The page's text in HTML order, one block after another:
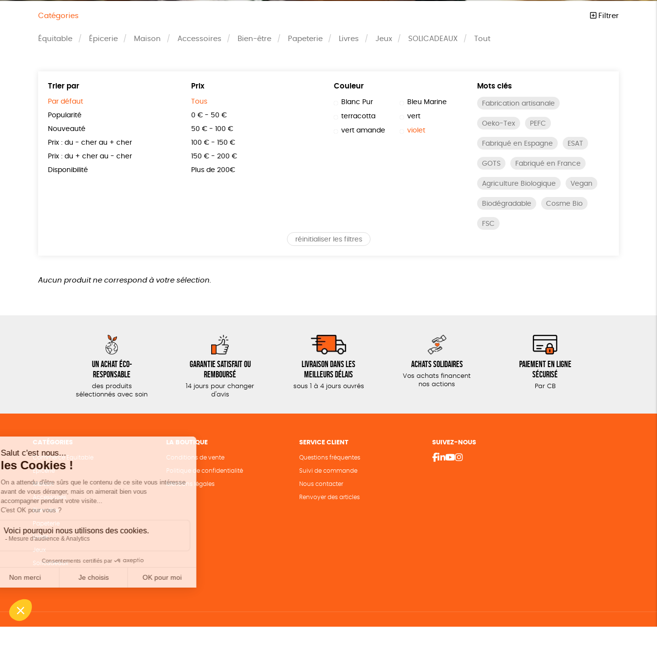
Catégories Filtrer
Équitable Épicerie Maison Accessoires Bien-être Papeterie Livres Jeux SOLICADEAUX Tout
Trier par
Par défaut
Popularité
Nouveauté
Prix : du - cher au + cher
Prix : du + cher au - cher
Disponibilité
Prix
Tous
0 € - 50 €
50 € - 100 €
100 € - 150 €
150 € - 200 €
Plus de 200€
Couleur
Blanc Pur Bleu Marine
terracotta vert
vert amande violet
Mots clés
Fabrication artisanale
Oeko-Tex PEFC
Fabriqué en Espagne ESAT
GOTS Fabriqué en France
Agriculture Biologique Vegan
Biodégradable Cosme Bio
FSC
réinitialiser les filtres
Aucun produit ne correspond à votre sélection.
Un achat éco-
responsable
des produits
sélectionnés avec soin
Garantie satisfait ou
remboursé
14 jours pour changer
d'avis
Livraison dans les
meilleurs délais
sous 1 à 4 jours ouvrés
Achats solidaires
Vos achats financent
nos actions
Paiement en ligne
sécurisé
Par CB
CATÉGORIES
Commerce Equitable
Epicerie
Maison
Accessoires
Bien-être
Papeterie
Livres
Jeux
Solicadeaux
LA BOUTIQUE
Conditions de vente
Politique de confidentialité
Mentions légales
SERVICE CLIENT
Questions fréquentes
Suivi de commande
Nous contacter
Renvoyer des articles
SUIVEZ-NOUS